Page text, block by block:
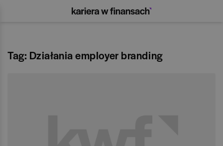
Tag: Działania employer branding